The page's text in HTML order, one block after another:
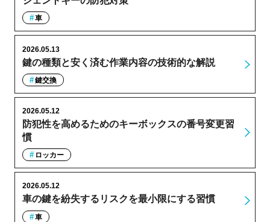
車
鍵の種類と安く済む作業内容の技術的な解説
2026.05.13
鍵交換
防犯性を高めるためのキーボックスの番号変更習
慣
2026.05.12
ロッカー
車の鍵を紛失するリスクを最小限にする習慣
2026.05.12
車